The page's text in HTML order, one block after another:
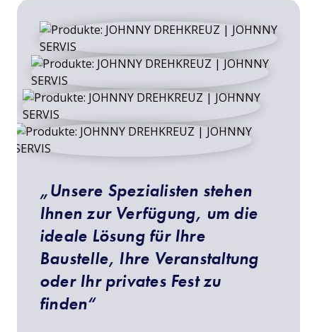
„Unsere Spezialisten stehen
Ihnen zur Verfügung, um die
ideale Lösung für Ihre
Baustelle, Ihre Veranstaltung
oder Ihr privates Fest zu
finden“